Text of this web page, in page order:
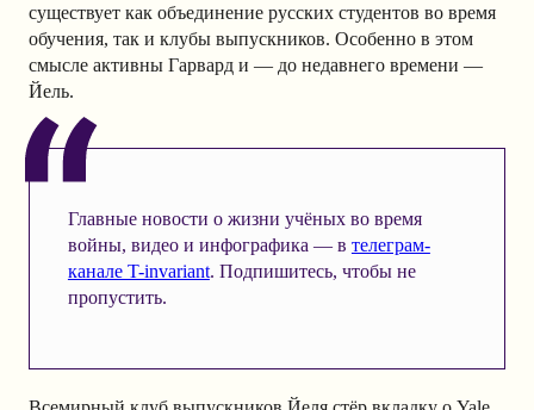
существует как объединение русских студентов во время
обучения, так и клубы выпускников. Особенно в этом
смысле активны Гарвард и — до недавнего времени —
Йель.
Главные новости о жизни учёных во время
войны, видео и инфографика — в телеграм-
канале T-invariant. Подпишитесь, чтобы не
пропустить.